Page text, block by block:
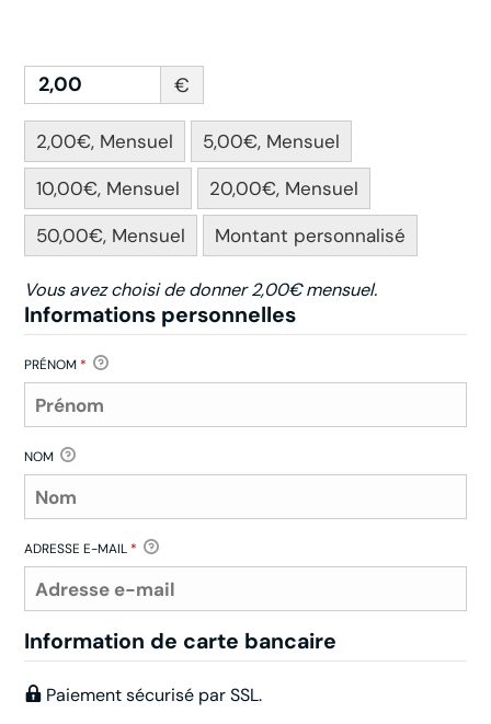
€
2,00€, Mensuel
5,00€, Mensuel
10,00€, Mensuel
20,00€, Mensuel
50,00€, Mensuel
Montant personnalisé
Vous avez choisi de donner2,00€mensuel.
Informations personnelles
PRÉNOM *
NOM
ADRESSE E-MAIL *
Information de carte bancaire
Paiement sécurisé par SSL.